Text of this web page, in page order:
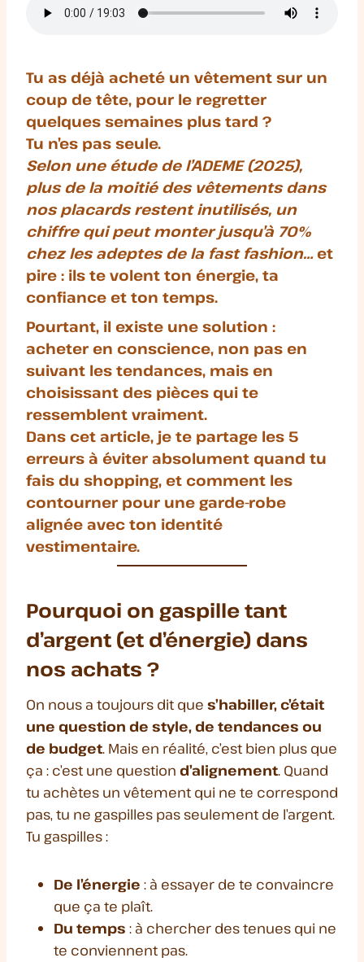
Tu as déjà acheté un vêtement sur un
coup de tête, pour le regretter
quelques semaines plus tard ?
Tu n’es pas seule.
Selon une étude de l’ADEME (2025),
plus de la moitié des vêtements dans
nos placards restent inutilisés, un
chiffre qui peut monter jusqu’à 70%
chez les adeptes de la fast fashion…et
pire : ils te volent ton énergie, ta
confiance et ton temps.
Pourtant, il existe une solution :
acheter en conscience, non pas en
suivant les tendances, mais en
choisissant des pièces qui te
ressemblent vraiment.
Dans cet article, je te partage les 5
erreurs à éviter absolument quand tu
fais du shopping, et comment les
contourner pour une garde-robe
alignée avec ton identité
vestimentaire.
Pourquoi on gaspille tant
d’argent (et d’énergie) dans
nos achats ?
On nous a toujours dit que s’habiller, c’était
une question de style, de tendances ou
de budget. Mais en réalité, c’est bien plus que
ça : c’est une question d’alignement. Quand
tu achètes un vêtement qui ne te correspond
pas, tu ne gaspilles pas seulement de l’argent.
Tu gaspilles :
De l’énergie : à essayer de te convaincre
que ça te plaît.
Du temps : à chercher des tenues qui ne
te conviennent pas.